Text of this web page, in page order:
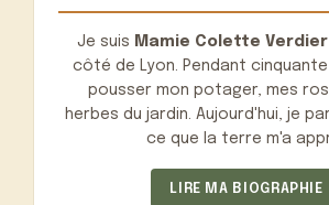
Je suis Mamie Colette Verdier
côté de Lyon. Pendant
pousser mon potager, mes
herbes du jardin. Aujourd'hui, je
ce que la terre m'a
LIRE MA BIOGRAPHIE